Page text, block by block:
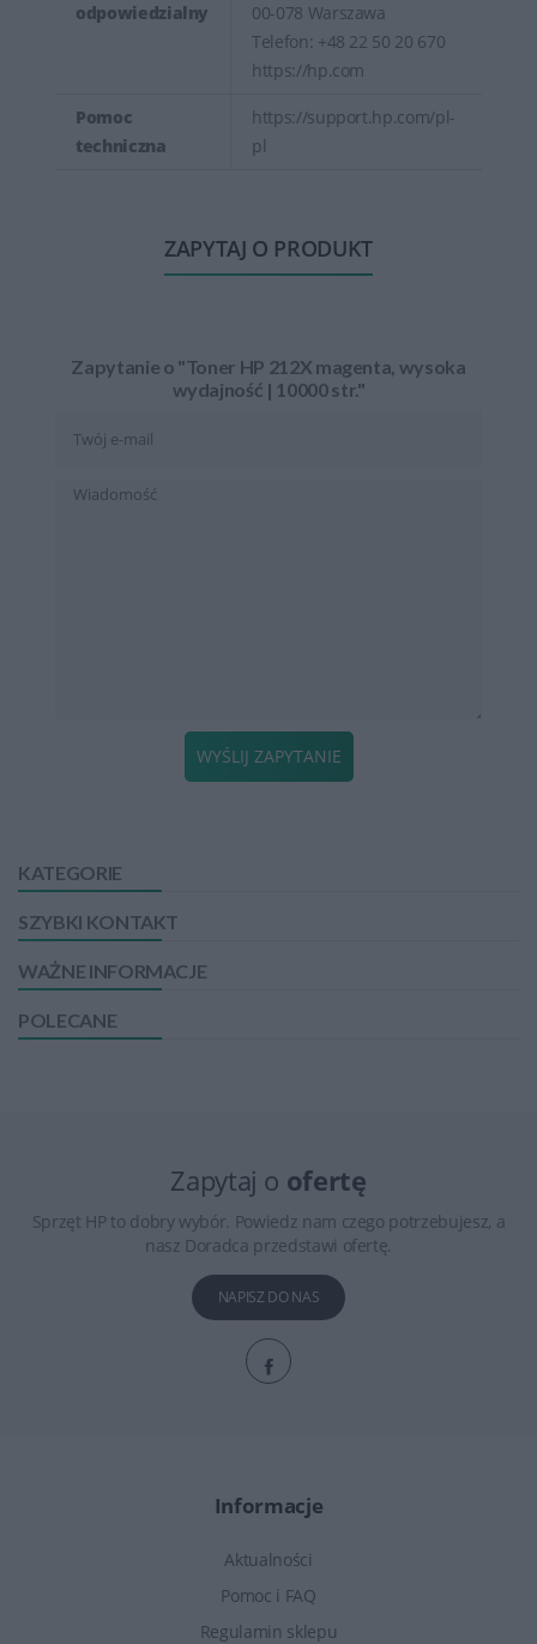
KATEGORIE
SZYBKI KONTAKT
WAŻNE INFORMACJE
POLECANE
odpowiedzialny
00-078 Warszawa
Telefon: +48 22 50 20 670
https://hp.com
Pomoc
techniczna
https://support.hp.com/pl-
pl
ZAPYTAJ O PRODUKT
Zapytanie o "Toner HP 212X magenta, wysoka
wydajność | 10000 str."
WYŚLIJ ZAPYTANIE
Zapytaj o ofertę
Sprzęt HP to dobry wybór. Powiedz nam czego potrzebujesz, a
nasz Doradca przedstawi ofertę.
NAPISZ DO NAS
Informacje
Aktualności
Pomoc i FAQ
Regulamin sklepu